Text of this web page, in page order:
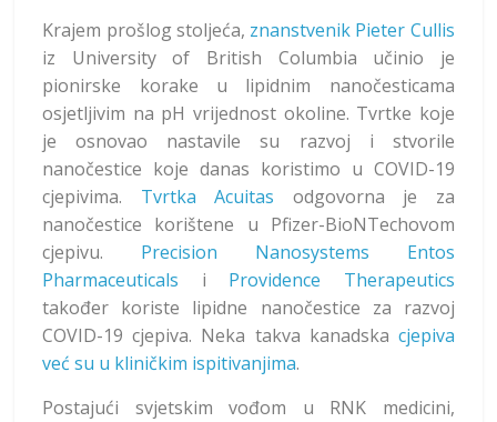
Krajem prošlog stoljeća, znanstvenik Pieter Cullis
iz University of British Columbia učinio je
pionirske korake u lipidnim nanočesticama
osjetljivim na pH vrijednost okoline. Tvrtke koje
je osnovao nastavile su razvoj i stvorile
nanočestice koje danas koristimo u COVID-19
cjepivima. Tvrtka Acuitas odgovorna je za
nanočestice korištene u Pfizer-BioNTechovom
cjepivu. Precision Nanosystems
Entos
Pharmaceuticals i Providence Therapeutics
također koriste lipidne nanočestice za razvoj
COVID-19 cjepiva. Neka takva kanadska cjepiva
već su u kliničkim ispitivanjima.
Postajući svjetskim vođom u RNK medicini,